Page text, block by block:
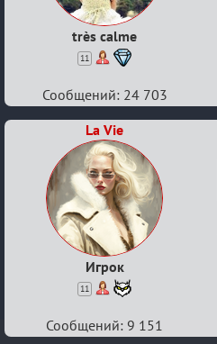
très calme
11
Сообщений: 24 703
La Vie
Игрок
11
Сообщений: 9 151